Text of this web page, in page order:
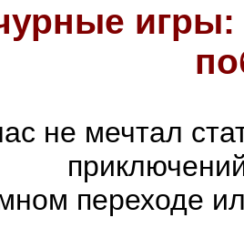
не мечтал
переходе